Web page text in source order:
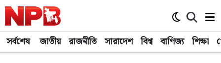
সর্বশেষ জাতীয় রাজনীতি সারাদেশ বিশ্ব বাণিজ্য শিক্ষা